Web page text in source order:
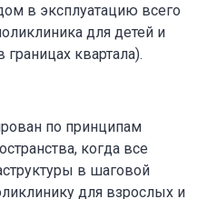
в эксплуатацию всего
для детей и
квартала).
по принципам
когда все
в шаговой
для взрослых и